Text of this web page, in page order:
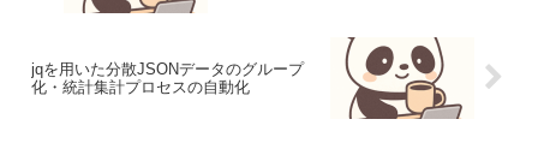
jqを用いた分散JSONデータのグループ
化・統計集計プロセスの自動化